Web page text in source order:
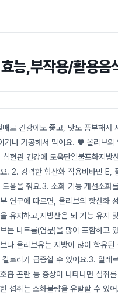
능,부작용/활용음
매로 건강에도 좋고, 맛도 풍부해서
거나 가공해서 먹어요. ♥ 올리브
심혈관 건강에 도움단일불포화지
. 2. 강력한 항산화 작용비타민 E,
도움을 줘요.3. 소화 기능 개선소
연구에 따르면, 올리브의 항산화
유지하고,지방산은 뇌 기능 유지
는 나트륨(염분)을 많이 포함하고
나 올리브유는 지방이 많이 함유
칼로리가 급증할 수 있어요.3. 알레
흡 곤란 등 증상이 나타나면 섭취
섭취는 소화불량을 유발할 수 있